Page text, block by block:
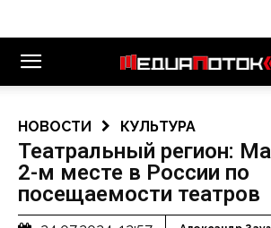
НОВОСТИ КУЛЬТУРА
Театральный регион:
2-м месте в России по
посещаемости театров